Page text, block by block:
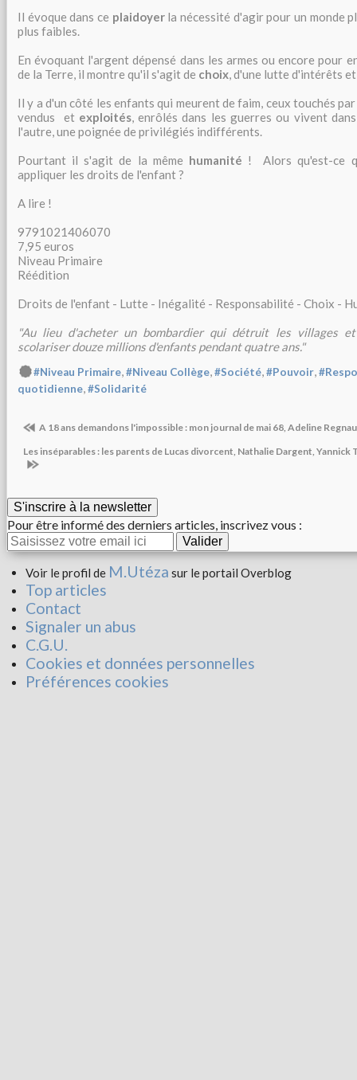
Il évoque dans ce plaidoyerla nécessité d'agir pour un monde
plus faibles.
En évoquant l'argent dépensé dans les armes ou encore pour
de la Terre, il montre qu'il s'agit de choix, d'une lutte d'intérêts
Il y a d'un côté les enfants qui meurent de faim, ceux touchés
vendus et exploités, enrôlés dans les guerres ou vivent
l'autre, une poignée de privilégiés indifférents.
Pourtant il s'agit de la même humanité ! Alors qu'est-ce
appliquer les droits de l'enfant ?
A lire !
9791021406070
7,95 euros
Niveau Primaire
Réédition
Droits de l'enfant - Lutte - Inégalité - Responsabilité - Choix -
"Au lieu d'acheter un bombardier qui détruit les villages
scolariser douze millions d'enfants pendant quatre ans."
#Niveau Primaire,#Niveau Collège,#Société,#Pouvoir,
quotidienne,#Solidarité
A 18 ans demandons l'impossible : mon journal de mai 68, Adeline
Les inséparables : les parents de Lucas divorcent, Nathalie Dargent, Yannick
S'inscrire à la newsletter
Pour être informé des derniers articles, inscrivez vous :
Voir le profil de M.Utéza sur le portail Overblog
Top articles
Contact
Signaler un abus
C.G.U.
Cookies et données personnelles
Préférences cookies